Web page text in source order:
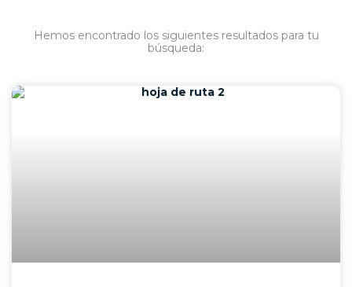
Hemos encontrado los siguientes resultados para tu
búsqueda: